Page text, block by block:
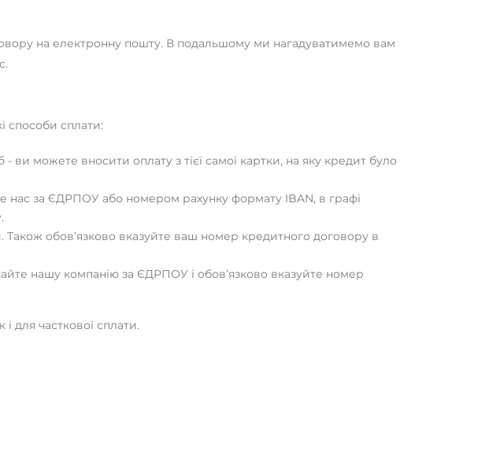
на електронну пошту. В подальшому ми нагадуватимемо вам
способи сплати:
можете вносити оплату з тієї самої картки, на яку кредит було
нас за ЄДРПОУ або номером рахунку формату IBAN, в графі
Також обов’язково вказуйте ваш номер кредитного договору в
нашу компанію за ЄДРПОУ і обов’язково вказуйте номер
для часткової сплати.